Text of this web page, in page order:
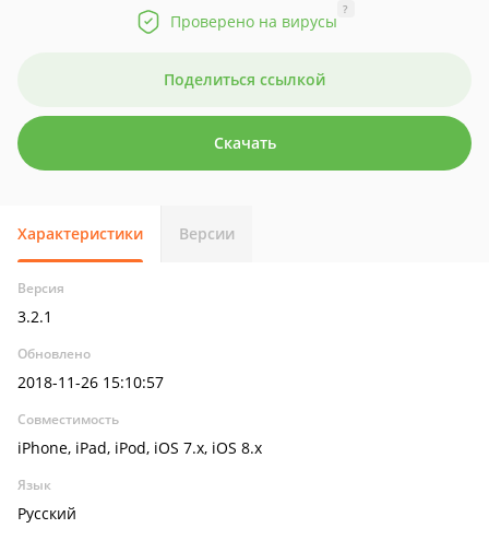
Проверено на вирусы
?
Поделиться ссылкой
Скачать
Характеристики Версии
Версия
3.2.1
Обновлено
2018-11-26 15:10:57
Совместимость
iPhone, iPad, iPod, iOS 7.x, iOS 8.x
Язык
Русский